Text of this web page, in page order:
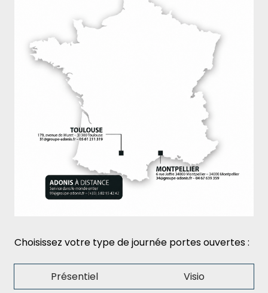
Choisissez votre type de journée portes ouvertes :
Présentiel Visio